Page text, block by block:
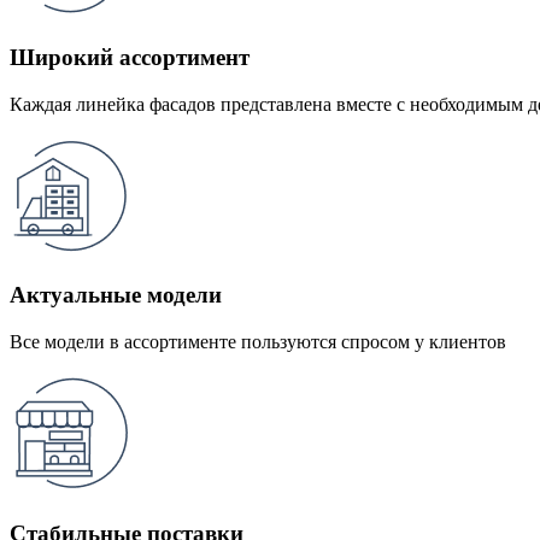
Широкий ассортимент
Каждая линейка фасадов представлена вместе с необходимым
Актуальные модели
Все модели в ассортименте пользуются спросом у клиентов
Стабильные поставки